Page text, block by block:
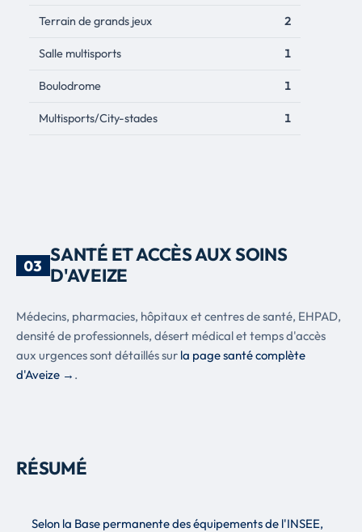
Terrain de grands jeux 2
Salle multisports 1
Boulodrome 1
Multisports/City-stades 1
03
SANTÉ ET ACCÈS AUX SOINS
D'AVEIZE
Médecins, pharmacies, hôpitaux et centres de santé, EHPAD,
densité de professionnels, désert médical et temps d'accès
aux urgences sont détaillés sur la page santé complète
d'Aveize → .
RÉSUMÉ
Selon la Base permanente des équipements de l'INSEE,